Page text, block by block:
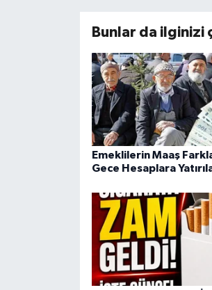
Bunlar da ilginizi
Emeklilerin Maaş
Gece Hesaplara